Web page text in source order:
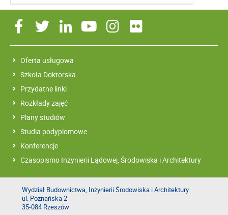
Oferta usługowa
Szkoła Doktorska
Przydatne linki
Rozkłady zajęć
Plany studiów
Studia podyplomowe
Konferencje
Czasopismo Inżynierii Lądowej, Środowiska i Architektury
Wydział Budownictwa, Inżynierii Środowiska i Architektury
ul. Poznańska 2
35-084 Rzeszów